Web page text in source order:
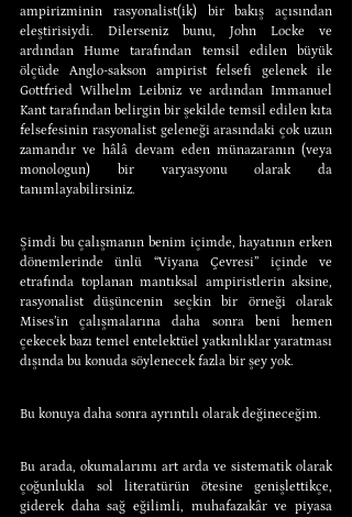
ampirizminin rasyonalist(ik) bir bakış açısından
eleştirisiydi. Dilerseniz bunu, John Locke ve
ardından Hume tarafından temsil edilen büyük
ölçüde Anglo-sakson ampirist felsefi gelenek ile
Gottfried Wilhelm Leibniz ve ardından Immanuel
Kant tarafından belirgin bir şekilde temsil edilen kıta
felsefesinin rasyonalist geleneği arasındaki çok uzun
zamandır ve hâlâ devam eden münazaranın (veya
monologun) bir varyasyonu olarak da
tanımlayabilirsiniz.
Şimdi bu çalışmanın benim içimde, hayatının erken
dönemlerinde ünlü “Viyana Çevresi” içinde ve
etrafında toplanan mantıksal ampiristlerin aksine,
rasyonalist düşüncenin seçkin bir örneği olarak
Mises’in çalışmalarına daha sonra beni hemen
çekecek bazı temel entelektüel yatkınlıklar yaratması
dışında bu konuda söylenecek fazla bir şey yok.
Bu konuya daha sonra ayrıntılı olarak değineceğim.
Bu arada, okumalarımı art arda ve sistematik olarak
çoğunlukla sol literatürün ötesine genişlettikçe,
giderek daha sağ eğilimli, muhafazakâr ve piyasa